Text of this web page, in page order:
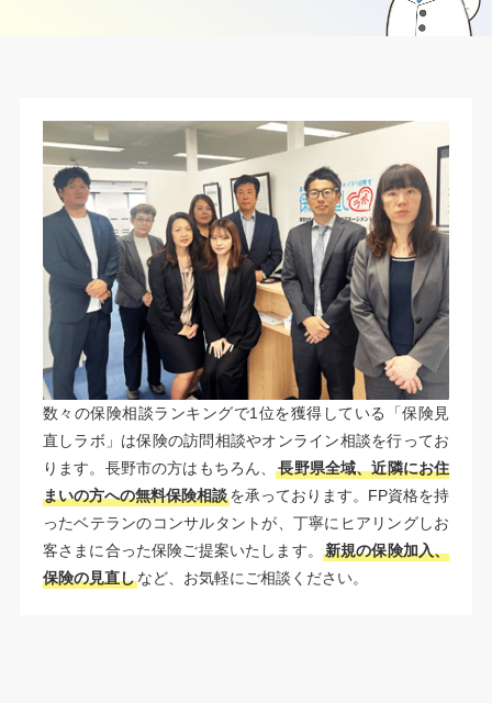
数々の保険相談ランキングで1位を獲得している「保険見
直しラボ」は保険の訪問相談やオンライン相談を行ってお
ります。長野市の方はもちろん、長野県全域、近隣にお住
まいの方への無料保険相談を承っております。FP資格を持
ったベテランのコンサルタントが、丁寧にヒアリングしお
客さまに合った保険ご提案いたします。
新規の保険加入、
保険の見直しなど、お気軽にご相談ください。